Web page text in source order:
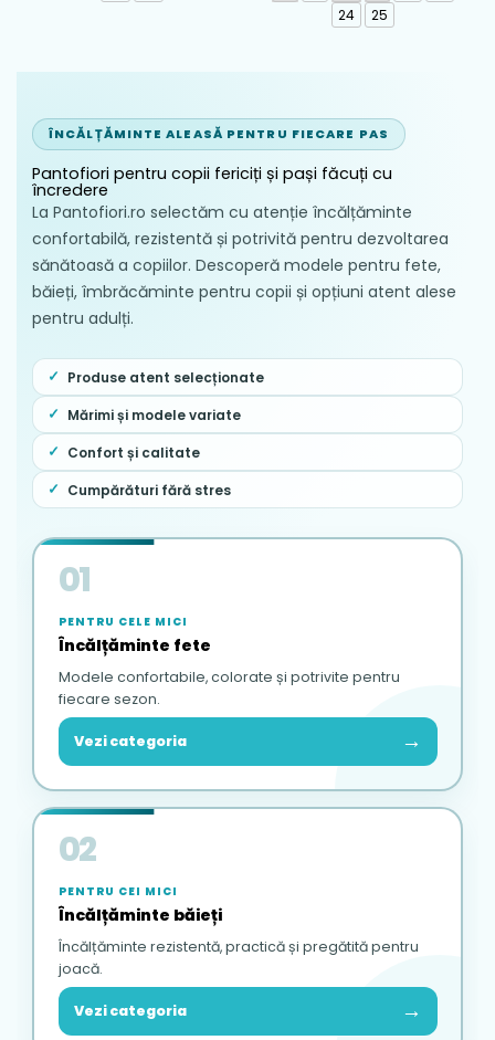
24
25
ÎNCĂLȚĂMINTE ALEASĂ PENTRU FIECARE PAS
Pantofiori pentru copii fericiți și pași făcuți cu
încredere
La Pantofiori.ro selectăm cu atenție încălțăminte
confortabilă, rezistentă și potrivită pentru dezvoltarea
sănătoasă a copiilor. Descoperă modele pentru fete,
băieți, îmbrăcăminte pentru copii și opțiuni atent alese
pentru adulți.
Produse atent selecționate
Mărimi și modele variate
Confort și calitate
Cumpărături fără stres
01
PENTRU CELE MICI
Încălțăminte fete
Modele confortabile, colorate și potrivite pentru
fiecare sezon.
Vezi categoria →
02
PENTRU CEI MICI
Încălțăminte băieți
Încălțăminte rezistentă, practică și pregătită pentru
joacă.
Vezi categoria →